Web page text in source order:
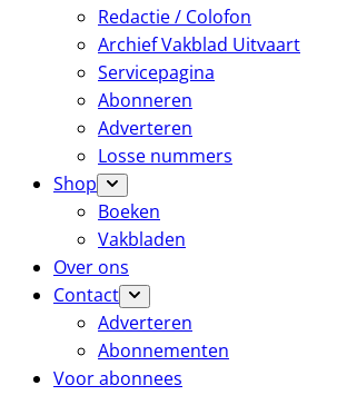
Redactie / Colofon
Archief Vakblad Uitvaart
Servicepagina
Abonneren
Adverteren
Losse nummers
Shop
Boeken
Vakbladen
Over ons
Contact
Adverteren
Abonnementen
Voor abonnees